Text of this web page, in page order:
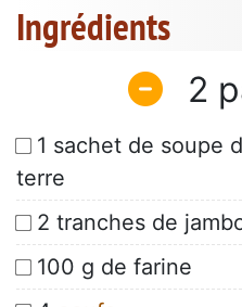
Ingrédients
2
1 sachet de soupe
terre
2 tranches de
100 g de farine